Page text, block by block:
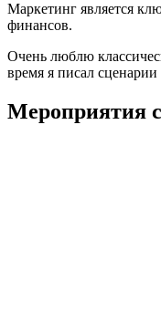
Маркетинг является
финансов.
Очень люблю
время я писал
Мероприятия